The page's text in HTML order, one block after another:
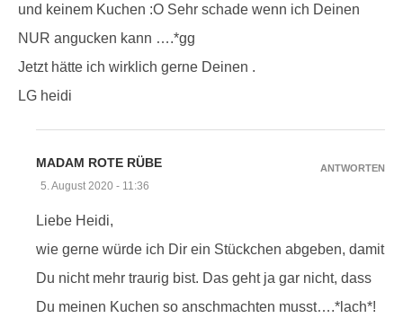
und keinem Kuchen :O Sehr schade wenn ich Deinen
NUR angucken kann ….*gg
Jetzt hätte ich wirklich gerne Deinen .
LG heidi
MADAM ROTE RÜBE
5. August 2020 - 11:36
Liebe Heidi,
wie gerne würde ich Dir ein Stückchen abgeben, damit
Du nicht mehr traurig bist. Das geht ja gar nicht, dass
Du meinen Kuchen so anschmachten musst….*lach*!
ANTWORTEN